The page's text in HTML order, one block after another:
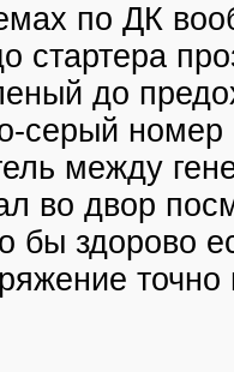
по ДК
стартера
до
серый
между
во двор
бы здорово